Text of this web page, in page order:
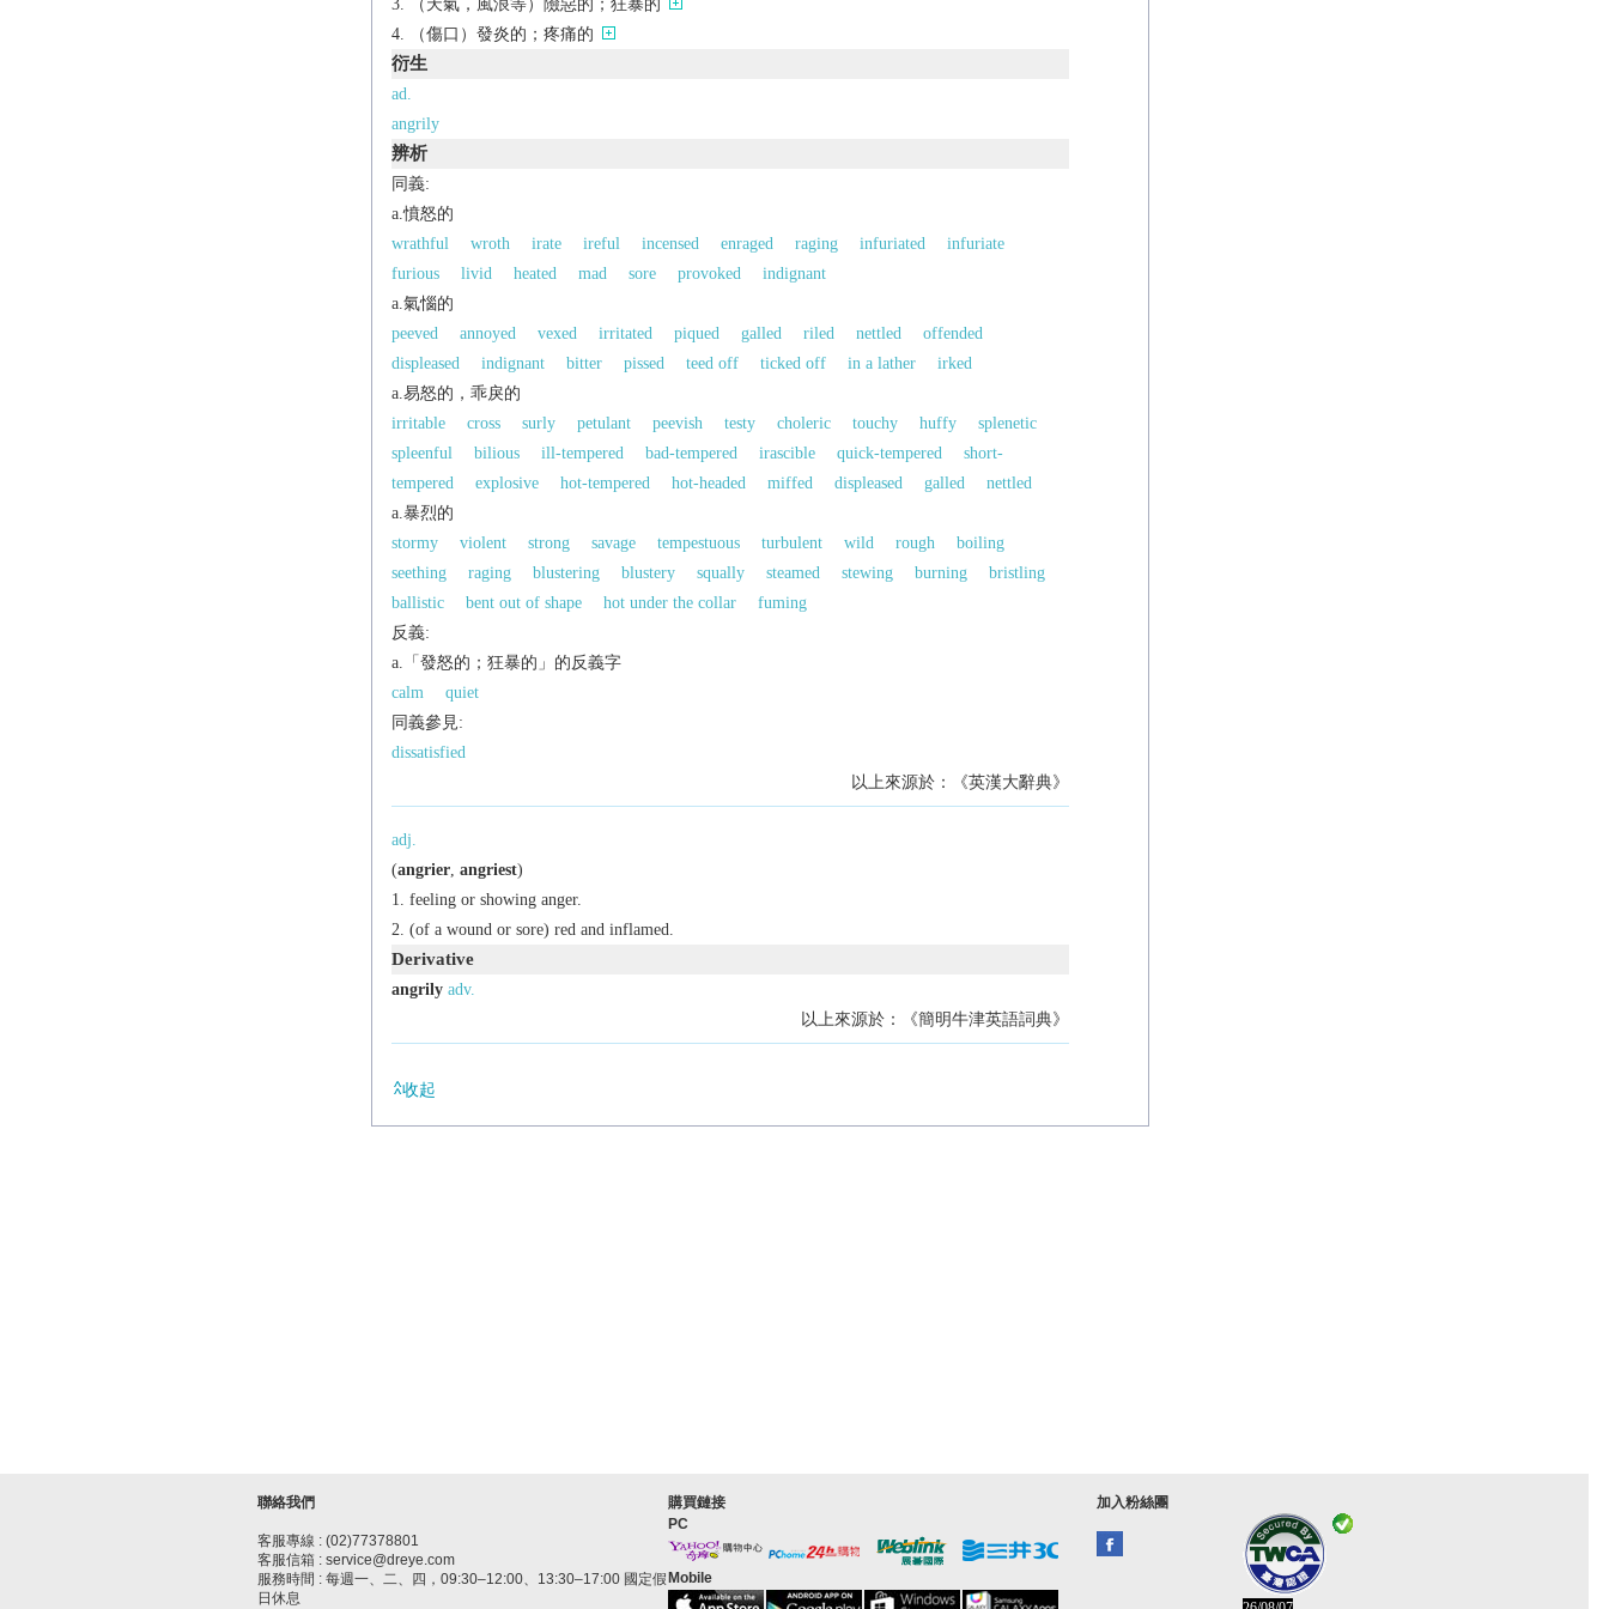
（天氣，風浪等）險惡的；狂暴的
（傷口）發炎的；疼痛的
衍生
ad.
angrily
辨析
同義:
a.憤怒的
wrathful
wroth irate ireful incensed enraged raging infuriated
infuriate
furious
livid heated mad sore provoked
indignant
a.氣惱的
peeved
annoyed vexed irritated piqued galled riled nettled
offended
displeased
indignant bitter pissed teed off ticked off in a lather
irked
a.易怒的，乖戾的
irritable
cross surly petulant peevish testy choleric touchy huffy
splenetic
spleenful
bilious ill-tempered bad-tempered irascible quick-tempered
short-
tempered
explosive hot-tempered hot-headed miffed displeased galled
nettled
a.暴烈的
stormy
violent strong savage tempestuous turbulent wild rough
boiling
seething
raging blustering blustery squally steamed stewing burning
bristling
ballistic
bent out of shape hot under the collar
fuming
反義:
a.「發怒的；狂暴的」的反義字
calm
quiet
同義參見:
dissatisfied
以上來源於：《英漢大辭典》
adj.
(angrier, angriest)
feeling or showing anger.
(of a wound or sore) red and inflamed.
Derivative
angrily adv.
以上來源於：《簡明牛津英語詞典》
收起
聯絡我們
客服專線 : (02)77378801
客服信箱 : service@dreye.com
服務時間 : 每週一、二、四，09:30–12:00、13:30–17:00 國定假
日休息
購買鏈接
PC
Mobile
加入粉絲團